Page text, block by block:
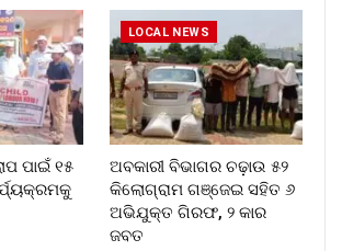
ପାଇଁ ୧୫
LOCAL NEWS
ଅବକାରୀ ବିଭାଗର ଚଢ଼ାଉ ୫୨
କିଲୋଗ୍ରାମ ଗଞ୍ଜେଇ ସହିତ ୬
ଅଭିଯୁକ୍ତ ଗିରଫ, ୨ କାର
ଜବତ